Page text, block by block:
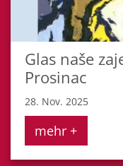
Glas naše
Prosinac
28. Nov. 2025
mehr +